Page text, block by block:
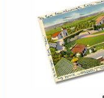
Lieferzeit: auf
Bitte
ODER